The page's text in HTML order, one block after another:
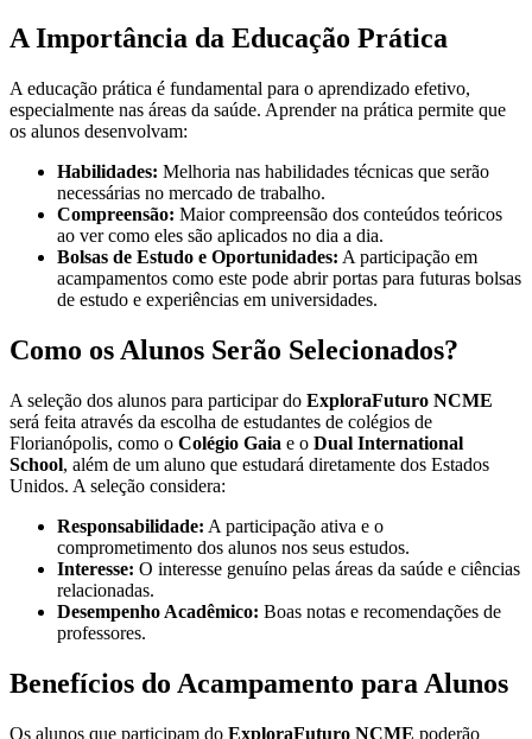
A Importância da Educação Prática
A educação prática é fundamental para o aprendizado efetivo,
especialmente nas áreas da saúde. Aprender na prática permite que
os alunos desenvolvam:
Habilidades: Melhoria nas habilidades técnicas que serão
necessárias no mercado de trabalho.
Compreensão: Maior compreensão dos conteúdos teóricos
ao ver como eles são aplicados no dia a dia.
Bolsas de Estudo e Oportunidades: A participação em
acampamentos como este pode abrir portas para futuras bolsas
de estudo e experiências em universidades.
Como os Alunos Serão Selecionados?
A seleção dos alunos para participar do ExploraFuturo NCME
será feita através da escolha de estudantes de colégios de
Florianópolis, como o Colégio Gaia e o Dual International
School, além de um aluno que estudará diretamente dos Estados
Unidos. A seleção considera:
Responsabilidade: A participação ativa e o
comprometimento dos alunos nos seus estudos.
Interesse: O interesse genuíno pelas áreas da saúde e ciências
relacionadas.
Desempenho Acadêmico: Boas notas e recomendações de
professores.
Benefícios do Acampamento para Alunos
Os alunos que participam do ExploraFuturo NCME poderão